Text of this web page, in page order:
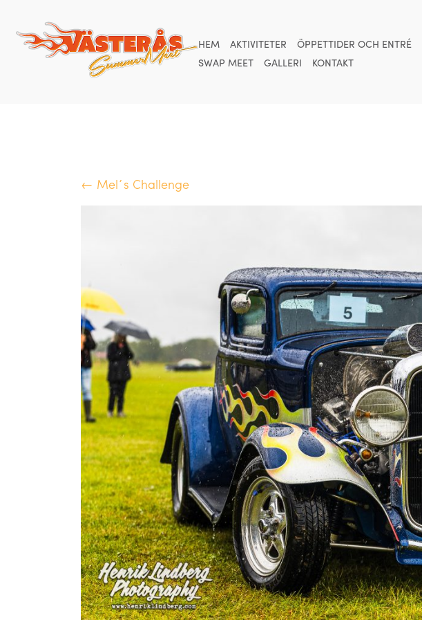
HEM AKTIVITETER ÖPPETTIDER OCH ENTRÉ
SWAP MEET
GALLERI KONTAKT
← Mel´s Challenge